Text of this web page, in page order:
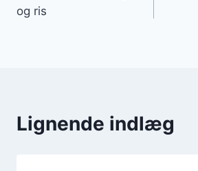
og ris
Lignende indlæg